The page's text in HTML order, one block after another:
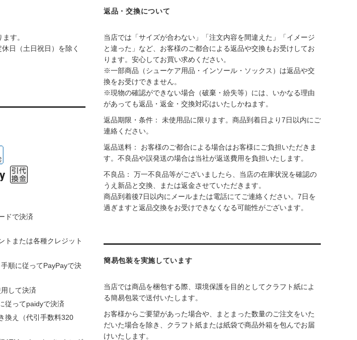
す。
日（土日祝日）を除く
ドで決済
トまたは各種クレジット
順に従ってPayPayで決
して決済
従ってpaidyで決済
換え（代引手数料320
返品・交換について
当店では「サイズが合わない」「注文内容を間違えた」「イメージ
と違った」など、お客様のご都合による返品や交換もお受けしてお
ります。安心してお買い求めください。
※一部商品（シューケア用品・インソール・ソックス）は返品や交
換をお受けできません。
※現物の確認ができない場合（破棄・紛失等）には、いかなる理由
があっても返品・返金・交換対応はいたしかねます。
返品期限・条件： 未使用品に限ります。商品到着日より7日以内にご
連絡ください。
返品送料： お客様のご都合による場合はお客様にご負担いただきま
す。不良品や誤発送の場合は当社が返送費用を負担いたします。
不良品： 万一不良品等がございましたら、当店の在庫状況を確認の
うえ新品と交換、または返金させていただきます。
商品到着後7日以内にメールまたは電話にてご連絡ください。7日を
過ぎますと返品交換をお受けできなくなる可能性がございます。
簡易包装を実施しています
当店では商品を梱包する際、環境保護を目的としてクラフト紙によ
る簡易包装で送付いたします。
お客様からご要望があった場合や、まとまった数量のご注文をいた
だいた場合を除き、クラフト紙または紙袋で商品外箱を包んでお届
けいたします。